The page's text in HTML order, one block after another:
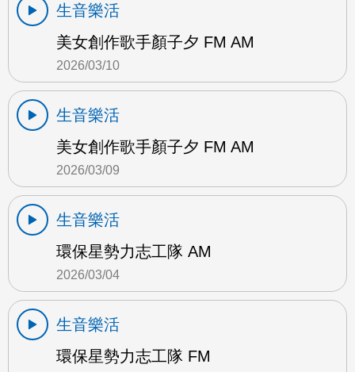
生音樂活
美女創作歌手顏子夕 FM AM
2026/03/10
生音樂活
美女創作歌手顏子夕 FM AM
2026/03/09
生音樂活
環保星勢力志工隊 AM
2026/03/04
生音樂活
環保星勢力志工隊 FM